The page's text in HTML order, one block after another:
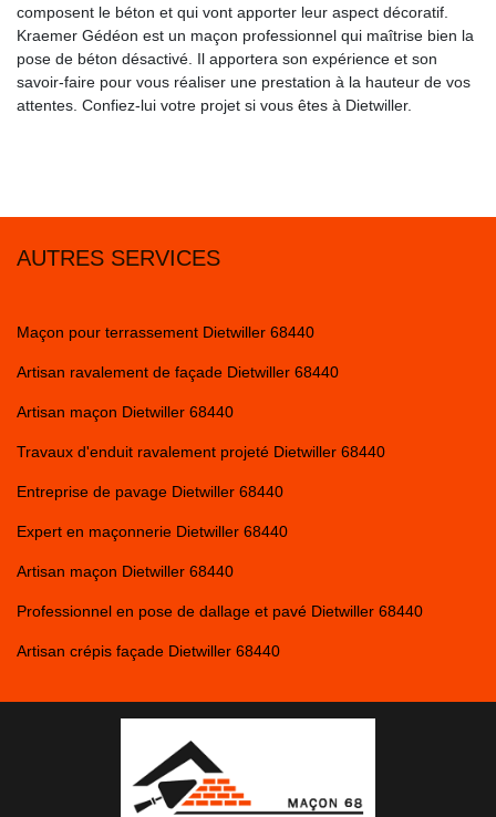
composent le béton et qui vont apporter leur aspect décoratif.
Kraemer Gédéon est un maçon professionnel qui maîtrise bien la
pose de béton désactivé. Il apportera son expérience et son
savoir-faire pour vous réaliser une prestation à la hauteur de vos
attentes. Confiez-lui votre projet si vous êtes à Dietwiller.
AUTRES SERVICES
Maçon pour terrassement Dietwiller 68440
Artisan ravalement de façade Dietwiller 68440
Artisan maçon Dietwiller 68440
Travaux d'enduit ravalement projeté Dietwiller 68440
Entreprise de pavage Dietwiller 68440
Expert en maçonnerie Dietwiller 68440
Artisan maçon Dietwiller 68440
Professionnel en pose de dallage et pavé Dietwiller 68440
Artisan crépis façade Dietwiller 68440